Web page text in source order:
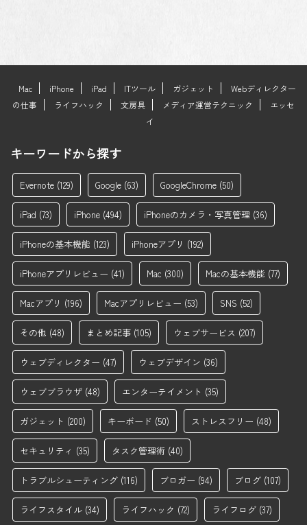
Mac iPhone iPad ITツール ガジェット
Webディレクター
の仕事
ライフハック 文房具 メディア運営テクニック
エッセ
イ
キーワードから探す
Evernote (129) Google (63) GoogleChrome (50)
iPad (73) iPhone (494) iPhoneのカメラ・写真管理 (36)
iPhoneの基本機能 (123) iPhoneアプリ (192)
iPhoneアプリレビュー (41) Mac (300) Macの基本機能 (77)
Macアプリ (196) Macアプリレビュー (53) SNS (52)
その他 (48) まとめ記事 (105) ウェブサービス (207)
ウェブディレクター (47) ウェブデザイン (36)
ウェブブラウザ (48) エンターテイメント (35)
ガジェット (200) キーボード (50) ストレスフリー (48)
セキュリティ (35) タスク管理術 (40)
トラブルシューティング (116) ブロガー (94) ブログ (107)
ライフスタイル (34) ライフハック (72) ライフログ (37)